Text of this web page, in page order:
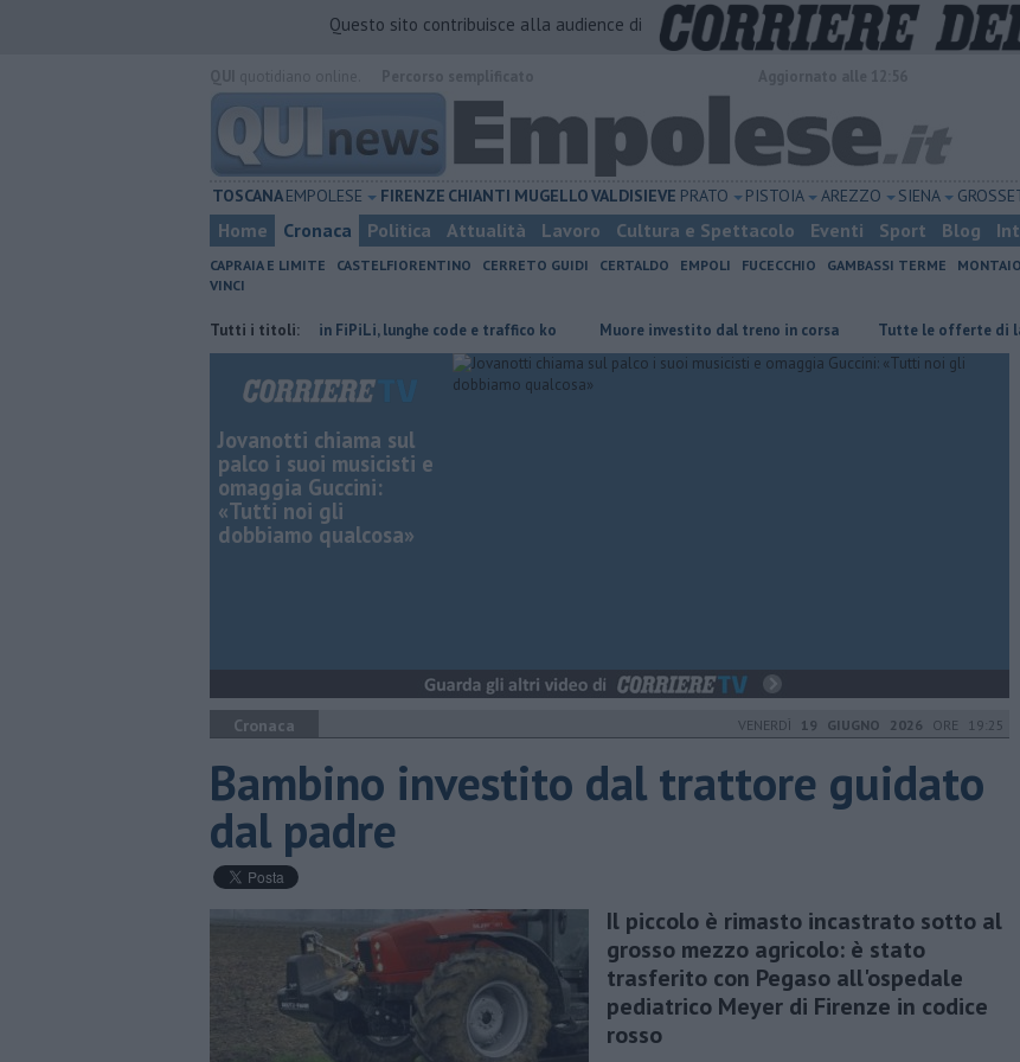
Questo sito contribuisce alla audience di
TOSCANAEMPOLESE FIRENZE CHIANTI MUGELLOVALDISIEVE PRATO PISTOIA AREZZO SIENA
Home Cronaca Politica Attualità Lavoro Cultura e Spettacolo Eventi Sport Blog
CAPRAIA E LIMITE CASTELFIORENTINO CERRETO GUIDI CERTALDO EMPOLI FUCECCHIO GAMBASSI TERME
VINCI
Tutti i titoli:
Incidente in FiPiLi, lunghe code e traffico ko Muore investito dal treno in corsa ​Tutte le offerte di lavoro
Jovanotti chiama sul
palco i suoi musicisti e
omaggia Guccini:
«Tutti noi gli
dobbiamo qualcosa»
Cronaca VENERDÌ 19 GIUGNO 2026 ORE 19:25
Bambino investito dal trattore guidato
dal padre
Il piccolo è rimasto incastrato sotto al
grosso mezzo agricolo: è stato
trasferito con Pegaso all'ospedale
pediatrico Meyer di Firenze in codice
rosso